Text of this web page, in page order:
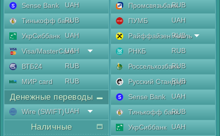
Sense Bank
UAH
Тинькофф банкRUB
УкрСиббанк
UAH
Visa/MasterCard
UAH
ВТБ24
RUB
МИР card
RUB
Денежные переводы
Wire (SWIFT)UAH
Наличные
ПромсвязьбанкRUB
ПУМБ
UAH
Райффайзен Аваль
RUB
РНКБ
RUB
РоссельхозбанкRUB
Русский Стандарт
RUB
Sense Bank
UAH
Тинькофф банкRUB
УкрСиббанк
UAH